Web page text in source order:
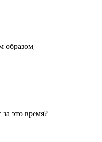
образом,
это время?